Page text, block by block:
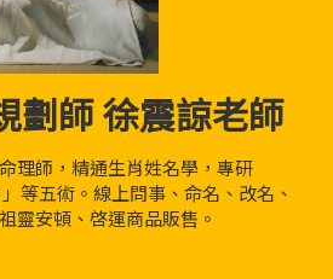
劃師 徐震諒老師
理師，精通生肖姓名學，專研
等五術。線上問事、命名、改名、
靈安頓、啓運商品販售。